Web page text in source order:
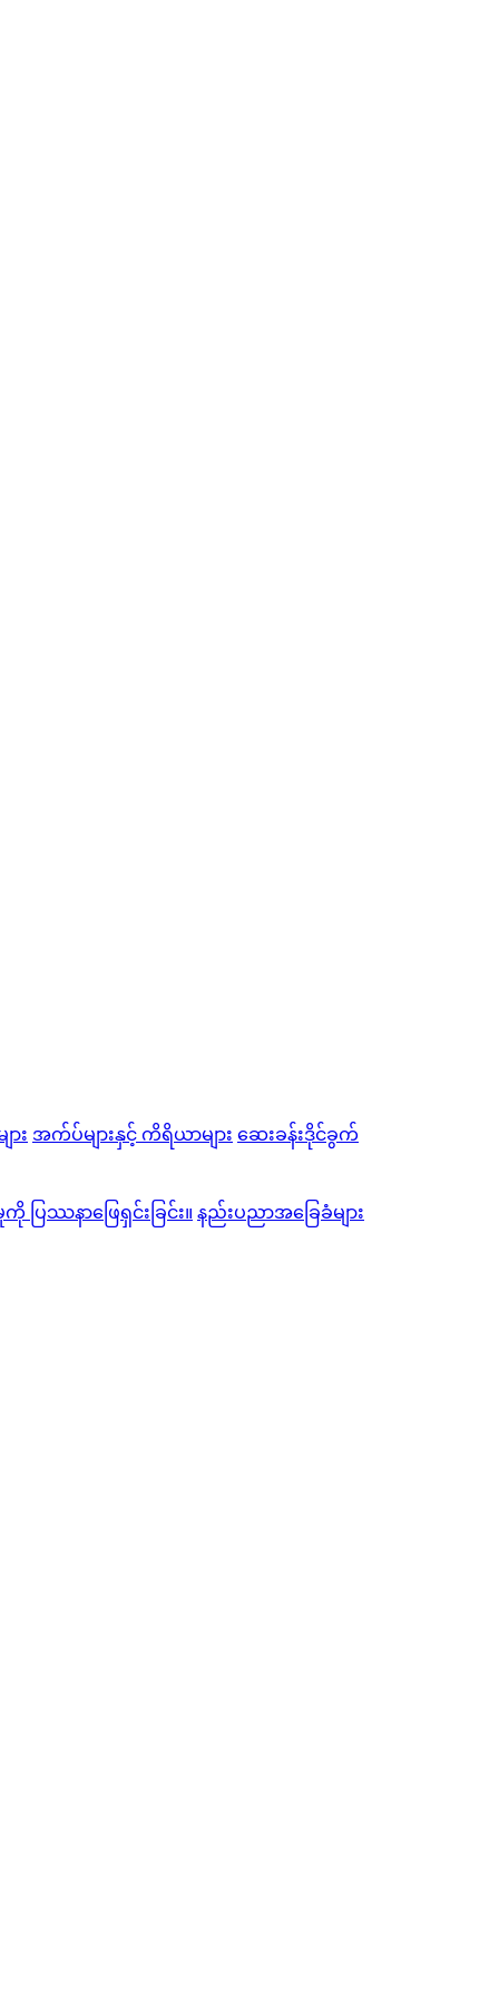
း အက်ပ်များနှင့် ကိရိယာများ ဆေးခန်းဒိုင်ခွက်
ပြဿနာဖြေရှင်းခြင်း။ နည်းပညာအခြေခံများ